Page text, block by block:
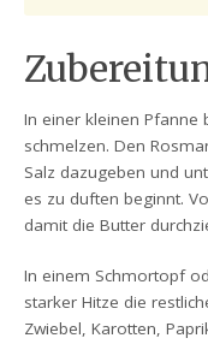
In einer kleinen Pfanne
schmelzen. Den
Salz dazugeben und
es zu duften beginnt.
damit die Butter
In einem Schmortopf
starker Hitze die
Zwiebel, Karotten,